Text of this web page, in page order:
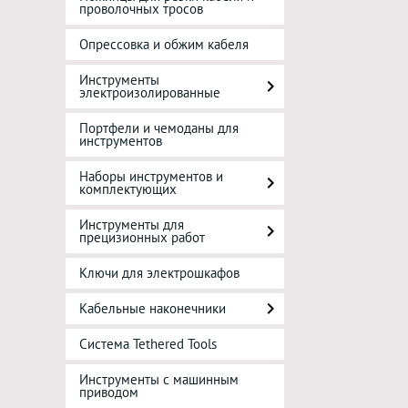
проволочных тросов
Опрессовка и обжим кабеля
Инструменты
электроизолированные
Портфели и чемоданы для
инструментов
Наборы инструментов и
комплектующих
Инструменты для
прецизионных работ
Ключи для электрошкафов
Кабельные наконечники
Система Tethered Tools
Инструменты с машинным
приводом